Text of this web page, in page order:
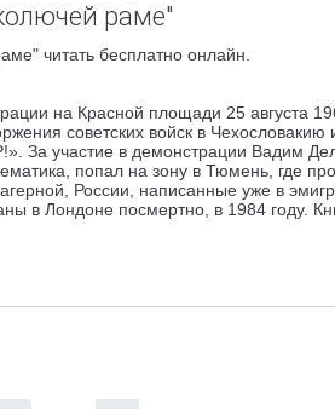
раме"
читать бесплатно онлайн.
на Красной площади 25 августа
советских войск в Чехословакию
За участие в демонстрации Вадим
попал на зону в Тюмень, где
России, написанные уже в
в Лондоне посмертно, в 1984 году.